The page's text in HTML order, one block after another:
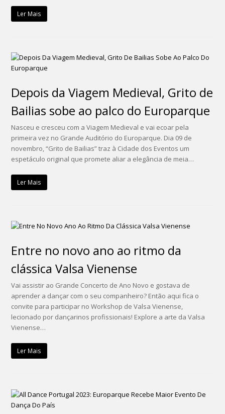
Ler Mais
Depois da Viagem Medieval, Grito de
Bailias sobe ao palco do Europarque
Nasceu e cresceu com a Viagem Medieval e vai ecoar pela
primeira vez no Grande Auditório do Europarque. Dia 09 de
novembro, “Grito de Bailias” traz à Cidade dos Eventos um
espetáculo original que promete aliar a elegância de meia…
Ler Mais
Entre no novo ano ao ritmo da
clássica Valsa Vienense
Vai assistir ao Grande Concerto de Ano Novo e gostava de
aprender a dançar com o seu companheiro? Então aqui fica o
convite para participar no Workshop de Valsa Vienense,
lecionado por dançarinos profissionais! Explore a arte da Valsa
Vienense…
Ler Mais